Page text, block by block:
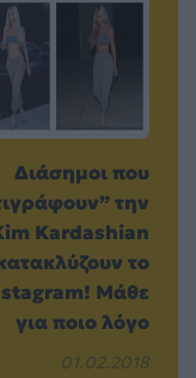
Διάσημοι που
την
Kardashian
το
Μάθε
για ποιο λόγο
01.02.2018